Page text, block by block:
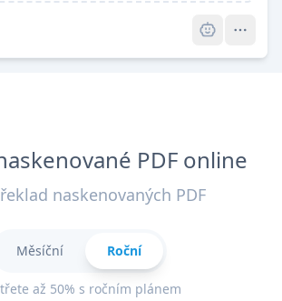
PDF online
naskenovaných PDF
Měsíční Roční
až 50% s ročním plánem